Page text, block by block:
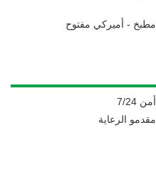
مطبخ - أميركي مفتوح
أمن 7/24
مقدمو الرعاية